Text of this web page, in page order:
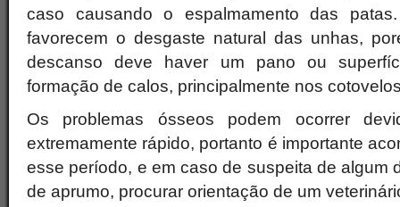
caso causando o espalmamento das
favorecem o desgaste natural das unhas,
descanso deve haver um pano ou
formação de calos, principalmente nos
Os problemas ósseos podem ocorrer
extremamente rápido, portanto é importante
esse período, e em caso de suspeita de algum
de aprumo, procurar orientação de um